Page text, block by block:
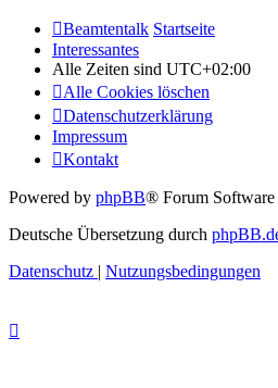
Beamtentalk Startseite
Interessantes
Alle Zeiten sind UTC+02:00
Alle Cookies löschen
Datenschutzerklärung
Impressum
Kontakt
Powered by phpBB® Forum
Deutsche Übersetzung durch
Datenschutz | Nutzungsbedingungen